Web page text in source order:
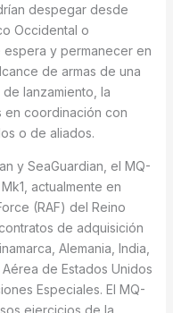
despegar desde
Occidental o
y permanecer en
de armas de una
lanzamiento, la
en coordinación con
o de aliados.
y SeaGuardian, el MQ-
actualmente en
(RAF) del Reino
de adquisición
Alemania, India,
de Estados Unidos
Especiales. El MQ-
ejercicios de la